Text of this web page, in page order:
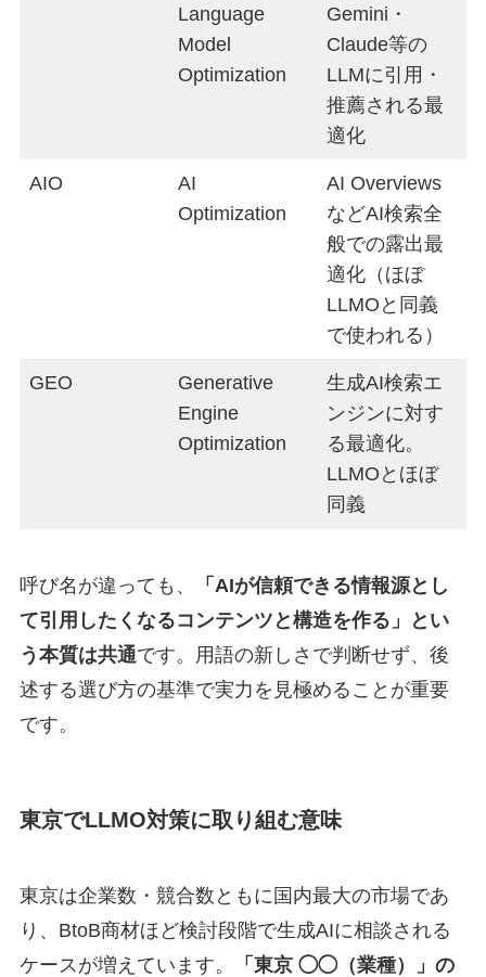
Language
Model
Optimization
Gemini・
Claude等の
LLMに引用・
推薦される最
適化
AIO
AI
Optimization
AI Overviews
などAI検索全
般での露出最
適化（ほぼ
LLMOと同義
で使われる）
GEO
Generative
Engine
Optimization
生成AI検索エ
ンジンに対す
る最適化。
LLMOとほぼ
同義
呼び名が違っても、
「AIが信頼できる情報源とし
て引用したくなるコンテンツと構造を作る」とい
う本質は共通です。用語の新しさで判断せず、後
述する選び方の基準で実力を見極めることが重要
です。
東京でLLMO対策に取り組む意味
東京は企業数・競合数ともに国内最大の市場であ
り、BtoB商材ほど検討段階で生成AIに相談される
ケースが増えています。
「東京 ◯◯（業種）」の